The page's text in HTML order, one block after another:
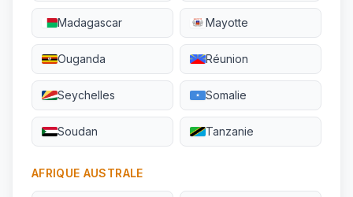
Madagascar Mayotte
Ouganda Réunion
Seychelles Somalie
Soudan Tanzanie
AFRIQUE AUSTRALE